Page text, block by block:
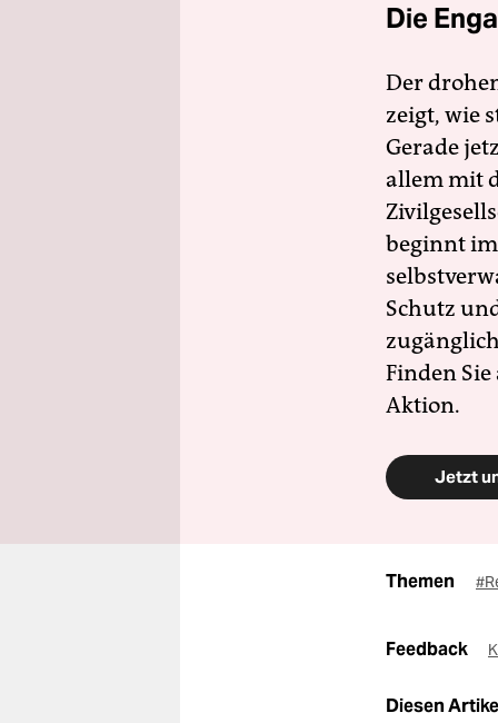
Die
Der
zeigt, wie
Gerade
allem mit
beginnt
Schutz
Finden
Aktion.
Jetzt
Themen
Feedback
Diesen